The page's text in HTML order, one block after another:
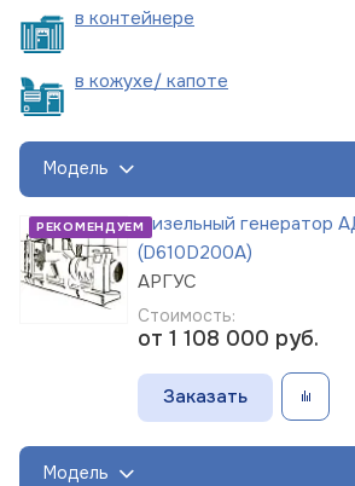
в контейнере
в кожухе/ капоте
Модель
РЕКОМЕНДУЕМДизельный генератор
(D610D200A)
АРГУС
Стоимость:
от 1 108 000 руб.
Заказать
Модель